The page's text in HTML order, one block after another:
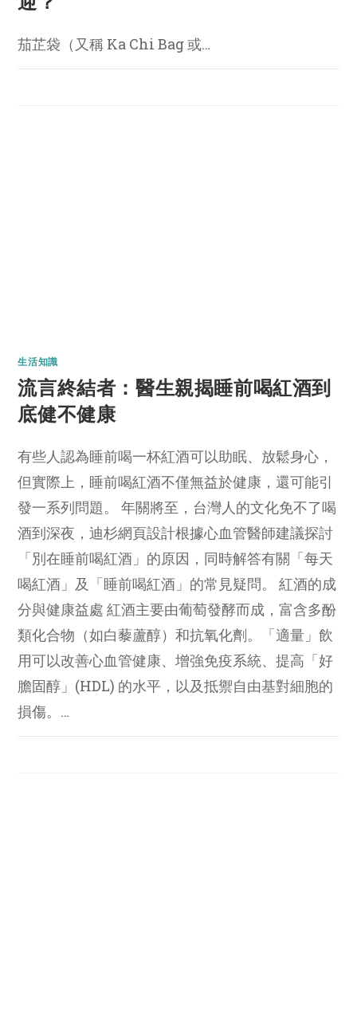
茄芷袋（又稱 Ka Chi Bag 或…
生活知識
流言終結者：醫生親揭睡前喝紅酒到
底健不健康
有些人認為睡前喝一杯紅酒可以助眠、放鬆身心，
但實際上，睡前喝紅酒不僅無益於健康，還可能引
發一系列問題。 年關將至，台灣人的文化免不了喝
酒到深夜，迪杉網頁設計根據心血管醫師建議探討
「別在睡前喝紅酒」的原因，同時解答有關「每天
喝紅酒」及「睡前喝紅酒」的常見疑問。 紅酒的成
分與健康益處 紅酒主要由葡萄發酵而成，富含多酚
類化合物（如白藜蘆醇）和抗氧化劑。「適量」飲
用可以改善心血管健康、增強免疫系統、提高「好
膽固醇」(HDL) 的水平，以及抵禦自由基對細胞的
損傷。…